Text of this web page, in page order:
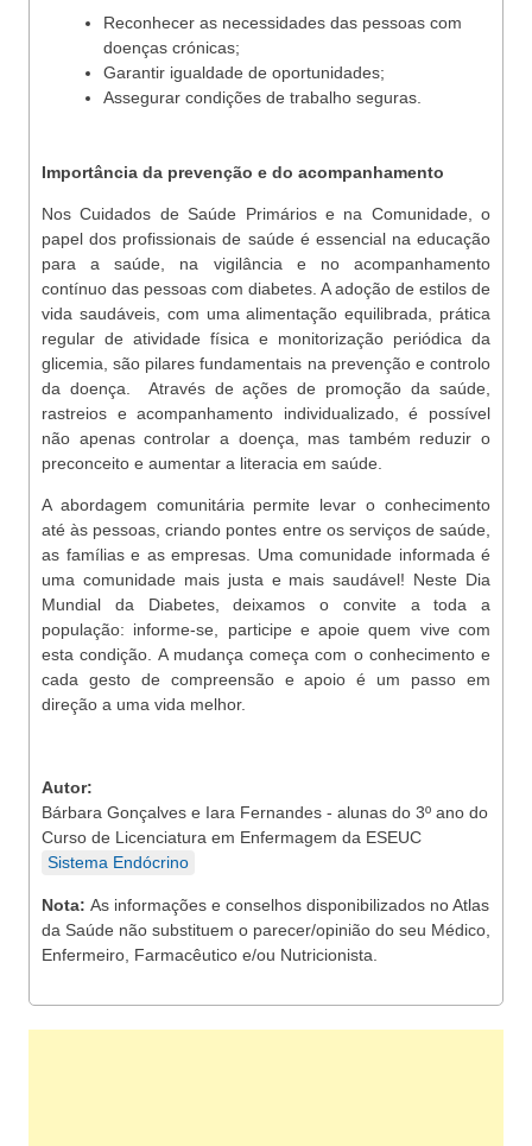
Reconhecer as necessidades das pessoas com
doenças crónicas;
Garantir igualdade de oportunidades;
Assegurar condições de trabalho seguras.
Importância da prevenção e do acompanhamento
Nos Cuidados de Saúde Primários e na Comunidade, o
papel dos profissionais de saúde é essencial na educação
para a saúde, na vigilância e no acompanhamento
contínuo das pessoas com diabetes. A adoção de estilos de
vida saudáveis, com uma alimentação equilibrada, prática
regular de atividade física e monitorização periódica da
glicemia, são pilares fundamentais na prevenção e controlo
da doença. Através de ações de promoção da saúde,
rastreios e acompanhamento individualizado, é possível
não apenas controlar a doença, mas também reduzir o
preconceito e aumentar a literacia em saúde.
A abordagem comunitária permite levar o conhecimento
até às pessoas, criando pontes entre os serviços de saúde,
as famílias e as empresas. Uma comunidade informada é
uma comunidade mais justa e mais saudável! Neste Dia
Mundial da Diabetes, deixamos o convite a toda a
população: informe-se, participe e apoie quem vive com
esta condição. A mudança começa com o conhecimento e
cada gesto de compreensão e apoio é um passo em
direção a uma vida melhor.
Autor:
Bárbara Gonçalves e Iara Fernandes - alunas do 3º ano do
Curso de Licenciatura em Enfermagem da ESEUC
Sistema Endócrino
Nota: As informações e conselhos disponibilizados no Atlas
da Saúde não substituem o parecer/opinião do seu Médico,
Enfermeiro, Farmacêutico e/ou Nutricionista.